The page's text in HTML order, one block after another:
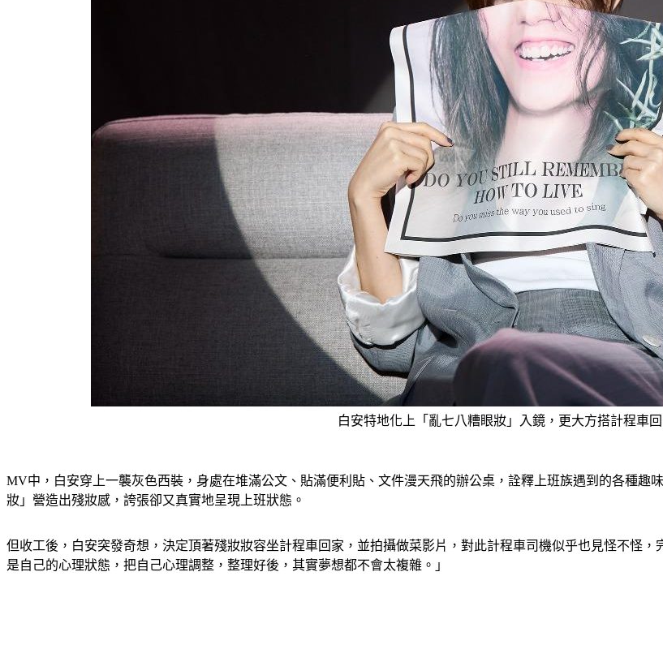
白安特地化上「亂七八糟眼妝」入鏡，更大方搭計程車
MV中，白安穿上一襲灰色西裝，身處在堆滿公文、貼滿便利貼、文件漫天飛的辦公桌，詮釋上班族遇到的各種趣
妝」營造出殘妝感，誇張卻又真實地呈現上班狀態。
但收工後，白安突發奇想，決定頂著殘妝妝容坐計程車回家，並拍攝做菜影片，對此計程車司機似乎也見怪不怪
是自己的心理狀態，把自己心理調整，整理好後，其實夢想都不會太複雜。」